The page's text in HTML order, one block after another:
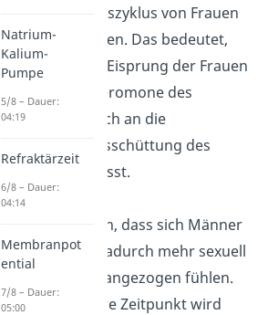
Menstruationszyklus von Frauen
synchronisieren. Das bedeutet,
dass sich der Eisprung der Frauen
durch die Pheromone des
Mannes zeitlich an die
Pheromonausschüttung des
Mannes anpasst.
Man nimmt an, dass sich Männer
und Frauen dadurch mehr sexuell
voneinander angezogen fühlen.
Der fruchtbare Zeitpunkt wird
Natrium-
Kalium-
Pumpe
5/8 – Dauer:
04:19
Refraktärzeit
6/8 – Dauer:
04:14
Membranpot
ential
7/8 – Dauer:
05:00